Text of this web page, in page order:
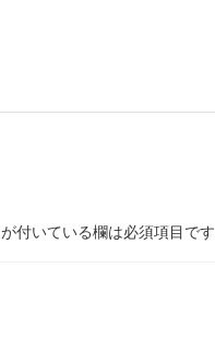
が付いている欄は必須項目です